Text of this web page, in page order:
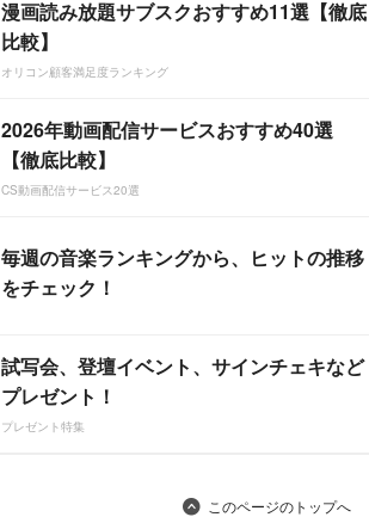
漫画読み放題サブスクおすすめ11選【徹底
比較】
オリコン顧客満足度ランキング
2026年動画配信サービスおすすめ40選
【徹底比較】
CS動画配信サービス20選
毎週の音楽ランキングから、ヒットの推移
をチェック！
試写会、登壇イベント、サインチェキなど
プレゼント！
プレゼント特集
このページのトップへ